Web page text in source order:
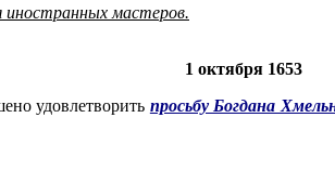
иностранных мастеров.
1 октября 1653
удовлетворить просьбу Богдана